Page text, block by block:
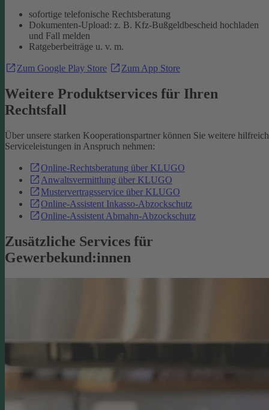
sofortige telefonische Rechtsberatung
Dokumenten-Upload: z. B. Kfz-Bußgeldbescheid hochladen
und Fall melden
Ratgeberbeiträge u. v. m.
Zum Google Play Store Zum App Store
Weitere Produktservices für Ihren
Rechtsfall
Über unsere starken Kooperationspartner können Sie weitere
Serviceleistungen in Anspruch nehmen:
Online-Rechtsberatung über KLUGO
Anwaltsvermittlung über KLUGO
Mustervertragsservice über KLUGO
Online-Assistent Inkasso-Abzockschutz
Online-Assistent Abmahn-Abzockschutz
Zusätzliche Services für
Gewerbekund:innen